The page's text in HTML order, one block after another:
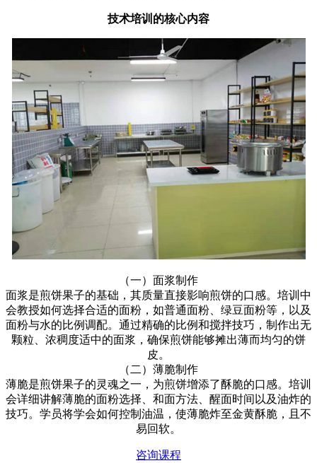
技术培训的核心内容
（一）面浆制作
面浆是煎饼果子的基础，其质量直接影响煎饼的口感。培训中
会教授如何选择合适的面粉，如普通面粉、绿豆面粉等，以及
面粉与水的比例调配。通过精确的比例和搅拌技巧，制作出无
颗粒、浓稠度适中的面浆，确保煎饼能够摊出薄而均匀的饼
皮。
（二）薄脆制作
薄脆是煎饼果子的灵魂之一，为煎饼增添了酥脆的口感。培训
会详细讲解薄脆的面粉选择、和面方法、醒面时间以及油炸的
技巧。学员将学会如何控制油温，使薄脆炸至金黄酥脆，且不
易回软。
咨询课程